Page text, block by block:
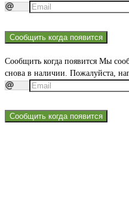
Сообщить когда появится
Сообщить когда появится Мы
снова в наличии. Пожалуйста,
Сообщить когда появится